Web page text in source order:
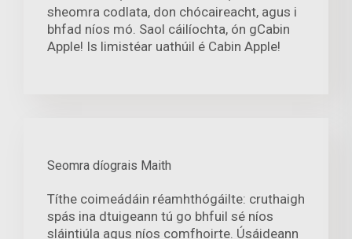
sheomra codlata, don chócaireacht, agus i
bhfad níos mó. Saol cáilíochta, ón gCabin
Apple! Is limistéar uathúil é Cabin Apple!
Seomra díograis Maith
Títhe coimeádáin réamhthógáilte: cruthaigh
spás ina dtuigeann tú go bhfuil sé níos
sláintiúla agus níos comfhoirte. Úsáideann